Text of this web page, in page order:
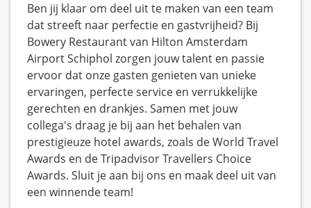
Ben jij klaar om deel uit te maken van een team
dat streeft naar perfectie en gastvrijheid? Bij
Bowery Restaurant van Hilton Amsterdam
Airport Schiphol zorgen jouw talent en passie
ervoor dat onze gasten genieten van unieke
ervaringen, perfecte service en verrukkelijke
gerechten en drankjes. Samen met jouw
collega's draag je bij aan het behalen van
prestigieuze hotel awards, zoals de World Travel
Awards en de Tripadvisor Travellers Choice
Awards. Sluit je aan bij ons en maak deel uit van
een winnende team!